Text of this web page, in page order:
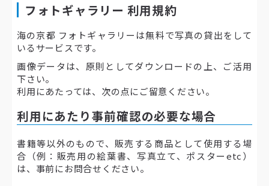
フォトギャラリー 利用規約
海の京都 フォトギャラリーは無料で写真の貸出をして
いるサービスです。
画像データは、原則としてダウンロードの上、ご活用
下さい。
利用にあたっては、次の点にご留意ください。
利用にあたり事前確認の必要な場合
書籍等以外のもので、販売する商品として使用する場
合（例：販売用の絵葉書、写真立て、ポスターetc）
は、事前にお問合せください。